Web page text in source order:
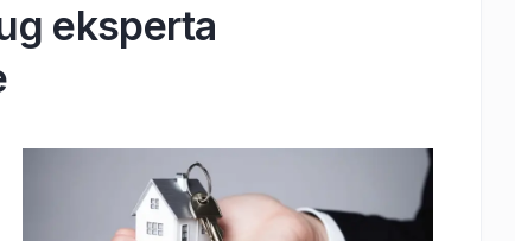
eksperta